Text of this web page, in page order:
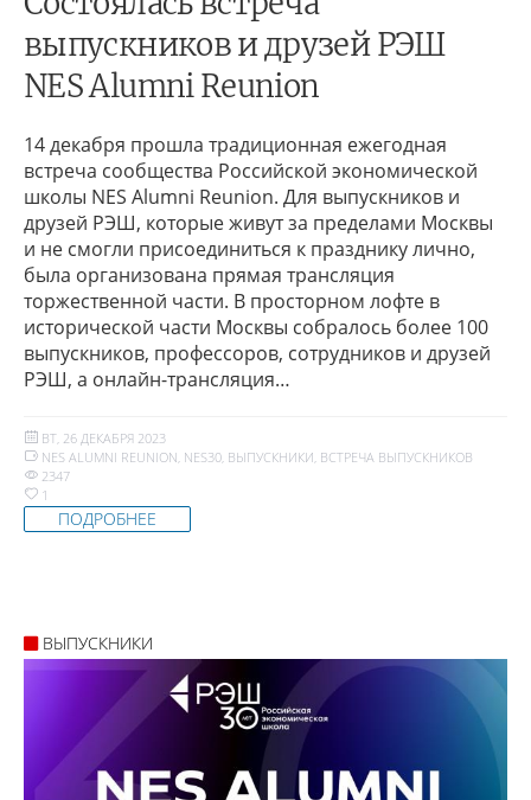
выпускников и друзей РЭШ
NES Alumni Reunion
14 декабря прошла традиционная ежегодная
встреча сообщества Российской экономической
школы NES Alumni Reunion. Для выпускников и
друзей РЭШ, которые живут за пределами Москвы
и не смогли присоединиться к празднику лично,
была организована прямая трансляция
торжественной части. В просторном лофте в
исторической части Москвы собралось более 100
выпускников, профессоров, сотрудников и друзей
РЭШ, а онлайн-трансляция…
ВТ, 26 ДЕКАБРЯ 2023
NES ALUMNI REUNION, NES30, ВЫПУСКНИКИ, ВСТРЕЧА ВЫПУСКНИКОВ
2347
1
ПОДРОБНЕЕ
ВЫПУСКНИКИ